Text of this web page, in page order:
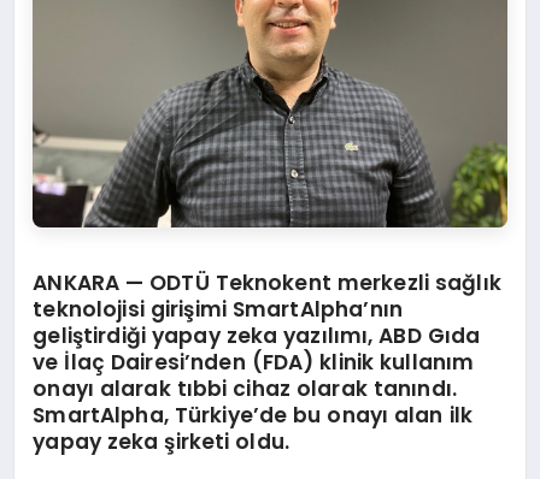
ANKARA — ODTÜ Teknokent merkezli sağlık
teknolojisi girişimi SmartAlpha’nın
geliştirdiği yapay zeka yazılımı, ABD Gıda
ve İlaç Dairesi’nden (FDA) klinik kullanım
onayı alarak tıbbi cihaz olarak tanındı.
SmartAlpha, Türkiye’de bu onayı alan ilk
yapay zeka şirketi oldu.